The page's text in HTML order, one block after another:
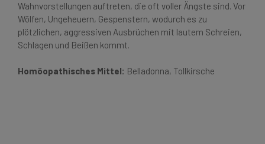
Wahnvorstellungen auftreten, die oft voller Ängste sind. Vor
Wölfen, Ungeheuern, Gespenstern, wodurch es zu
plötzlichen, aggressiven Ausbrüchen mit lautem Schreien,
Schlagen und Beißen kommt.
Homöopathisches Mittel: Belladonna, Tollkirsche